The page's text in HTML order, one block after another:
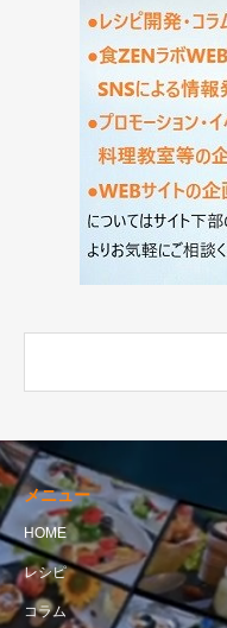
メニュー
HOME
レシピ
コラム